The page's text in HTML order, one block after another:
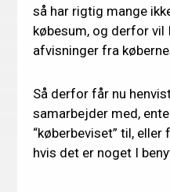
så har rigtig mange
købesum, og derfor vil
afvisninger fra
Så derfor får nu
samarbejder med,
“køberbeviset” til,
hvis det er noget I